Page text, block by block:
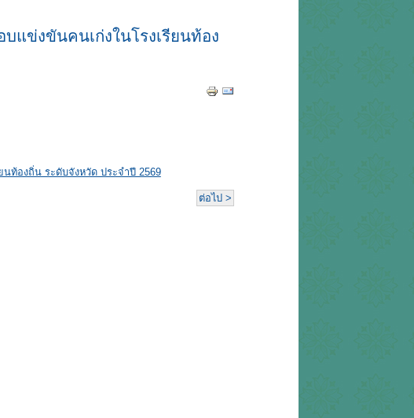
แข่งขันคนเก่งในโรงเรียนท้อง
นท้องถิ่น ระดับจังหวัด ประจำปี 2569
ต่อไป >